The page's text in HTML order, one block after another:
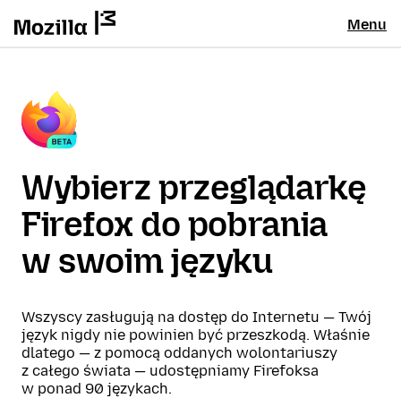
Menu
Wybierz przeglądarkę
Firefox do pobrania
w swoim języku
Wszyscy zasługują na dostęp do Internetu — Twój
język nigdy nie powinien być przeszkodą. Właśnie
dlatego — z pomocą oddanych wolontariuszy
z całego świata — udostępniamy Firefoksa
w ponad 90 językach.